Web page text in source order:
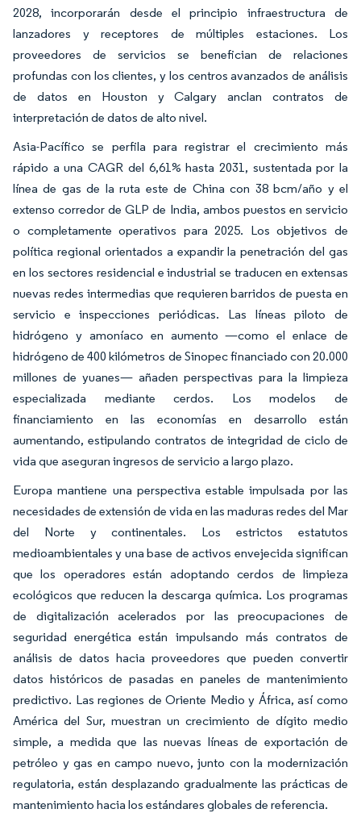
2028, incorporarán desde el principio infraestructura de
lanzadores y receptores de múltiples estaciones. Los
proveedores de servicios se benefician de relaciones
profundas con los clientes, y los centros avanzados de análisis
de datos en Houston y Calgary anclan contratos de
interpretación de datos de alto nivel.
Asia-Pacífico se perfila para registrar el crecimiento más
rápido a una CAGR del 6,61% hasta 2031, sustentada por la
línea de gas de la ruta este de China con 38 bcm/año y el
extenso corredor de GLP de India, ambos puestos en servicio
o completamente operativos para 2025. Los objetivos de
política regional orientados a expandir la penetración del gas
en los sectores residencial e industrial se traducen en extensas
nuevas redes intermedias que requieren barridos de puesta en
servicio e inspecciones periódicas. Las líneas piloto de
hidrógeno y amoníaco en aumento —como el enlace de
hidrógeno de 400 kilómetros de Sinopec financiado con 20.000
millones de yuanes— añaden perspectivas para la limpieza
especializada mediante cerdos. Los modelos de
financiamiento en las economías en desarrollo están
aumentando, estipulando contratos de integridad de ciclo de
vida que aseguran ingresos de servicio a largo plazo.
Europa mantiene una perspectiva estable impulsada por las
necesidades de extensión de vida en las maduras redes del Mar
del Norte y continentales. Los estrictos estatutos
medioambientales y una base de activos envejecida significan
que los operadores están adoptando cerdos de limpieza
ecológicos que reducen la descarga química. Los programas
de digitalización acelerados por las preocupaciones de
seguridad energética están impulsando más contratos de
análisis de datos hacia proveedores que pueden convertir
datos históricos de pasadas en paneles de mantenimiento
predictivo. Las regiones de Oriente Medio y África, así como
América del Sur, muestran un crecimiento de dígito medio
simple, a medida que las nuevas líneas de exportación de
petróleo y gas en campo nuevo, junto con la modernización
regulatoria, están desplazando gradualmente las prácticas de
mantenimiento hacia los estándares globales de referencia.